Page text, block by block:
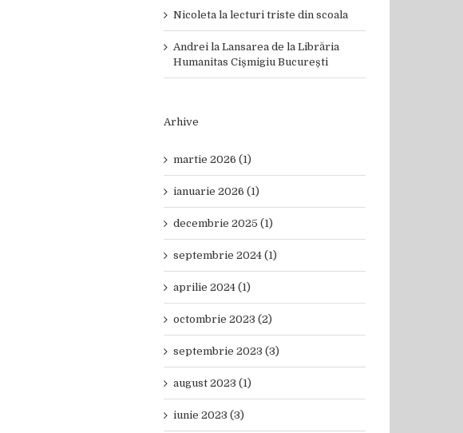
Nicoleta la lecturi triste din scoala
Andrei la Lansarea de la Librăria
Humanitas Cișmigiu București
Arhive
martie 2026 (1)
ianuarie 2026 (1)
decembrie 2025 (1)
septembrie 2024 (1)
aprilie 2024 (1)
octombrie 2023 (2)
septembrie 2023 (3)
august 2023 (1)
iunie 2023 (3)